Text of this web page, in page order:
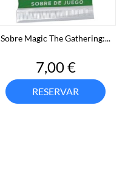
Sobre Magic The Gathering:...
Precio
7,00 €
RESERVAR